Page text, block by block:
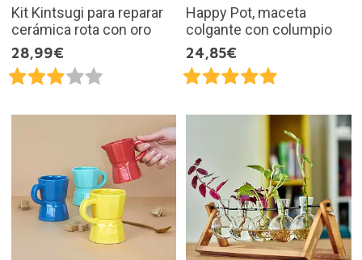
Kit Kintsugi para reparar
cerámica rota con oro
28,99€
Happy Pot, maceta
colgante con columpio
24,85€